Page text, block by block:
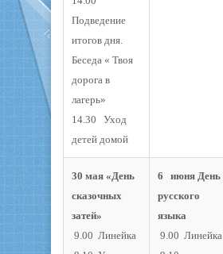
Подведение
итогов дня.
Беседа « Твоя
дорога в
лагерь»
14.30 Уход
детей домой
30 мая «День
сказочных
затей»
9.00 Линейка
6 июня День
русского
языка
9.00 Линейка